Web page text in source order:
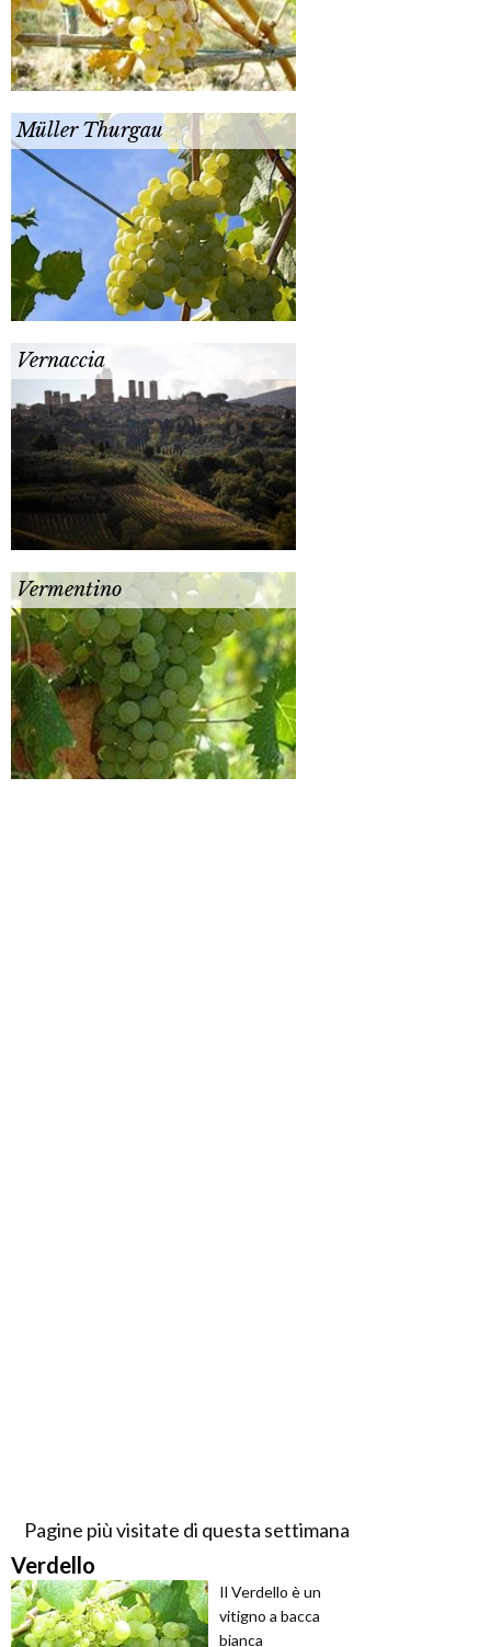
Müller Thurgau
Vernaccia
Vermentino
Pagine più visitate di questa settimana
Verdello
Il Verdello è un
vitigno a bacca
bianca